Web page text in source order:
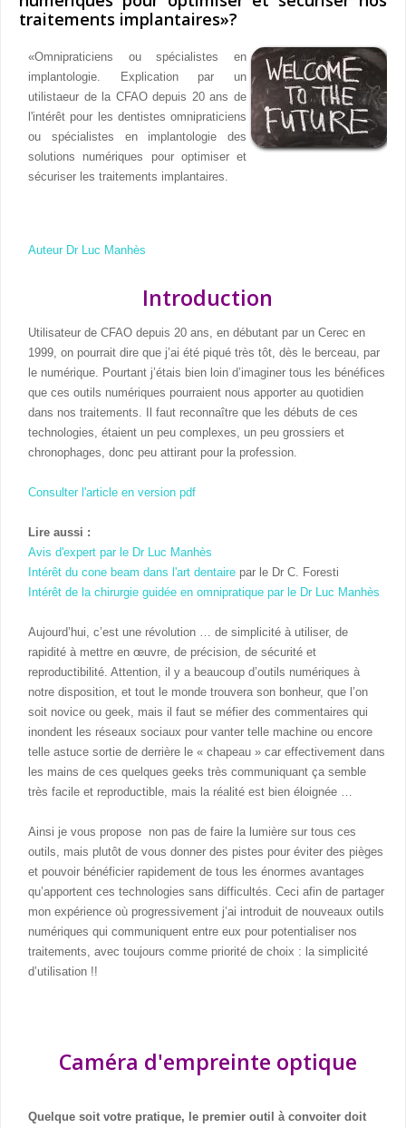
traitements implantaires»?
«Omnipraticiens ou spécialistes en
implantologie. Explication par un
utilistaeur de la CFAO depuis 20 ans de
l'intérêt pour les dentistes omnipraticiens
ou spécialistes en implantologie des
solutions numériques pour optimiser et
sécuriser les traitements implantaires.
Auteur Dr Luc Manhès
Introduction
Utilisateur de CFAO depuis 20 ans, en débutant par un Cerec en
1999, on pourrait dire que j’ai été piqué très tôt, dès le berceau, par
le numérique. Pourtant j’étais bien loin d’imaginer tous les bénéfices
que ces outils numériques pourraient nous apporter au quotidien
dans nos traitements. Il faut reconnaître que les débuts de ces
technologies, étaient un peu complexes, un peu grossiers et
chronophages, donc peu attirant pour la profession.
Consulter l'article en version pdf
Lire aussi :
Avis d'expert par le Dr Luc Manhès
Intérêt du cone beam dans l'art dentaire par le Dr C. Foresti
Intérêt de la chirurgie guidée en omnipratique par le Dr Luc Manhès
Aujourd’hui, c’est une révolution … de simplicité à utiliser, de
rapidité à mettre en œuvre, de précision, de sécurité et
reproductibilité. Attention, il y a beaucoup d’outils numériques à
notre disposition, et tout le monde trouvera son bonheur, que l’on
soit novice ou geek, mais il faut se méfier des commentaires qui
inondent les réseaux sociaux pour vanter telle machine ou encore
telle astuce sortie de derrière le « chapeau » car effectivement dans
les mains de ces quelques geeks très communiquant ça semble
très facile et reproductible, mais la réalité est bien éloignée …
Ainsi je vous propose non pas de faire la lumière sur tous ces
outils, mais plutôt de vous donner des pistes pour éviter des pièges
et pouvoir bénéficier rapidement de tous les énormes avantages
qu’apportent ces technologies sans difficultés. Ceci afin de partager
mon expérience où progressivement j’ai introduit de nouveaux outils
numériques qui communiquent entre eux pour potentialiser nos
traitements, avec toujours comme priorité de choix : la simplicité
d’utilisation !!
Caméra d'empreinte optique
Quelque soit votre pratique, le premier outil à convoiter doit